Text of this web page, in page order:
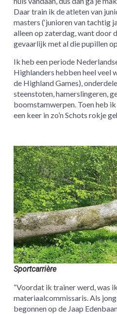
Daar train ik de atleten van
masters (‘junioren van tachtig
alleen op zaterdag, want door
gevaarlijk met al die pupillen
Ik heb een periode
Highlanders hebben heel
de Highland Games),
steenstoten, hamerslingeren,
boomstamwerpen. Toen heb
een keer in zo’n Schots rokje
Sportcarrière
“Voordat ik trainer werd, was
materiaalcommissaris. Als
begonnen op de Jaap